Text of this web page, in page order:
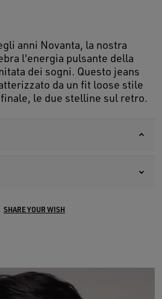
anni Novanta, la nostra
l'energia pulsante della
dei sogni. Questo jeans
da un fit loose stile
le due stelline sul retro.
SHARE YOUR WISH